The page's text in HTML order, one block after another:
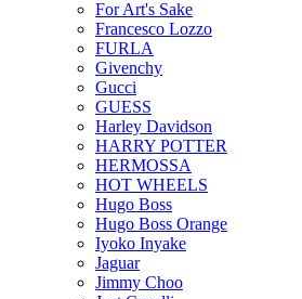
For Art's Sake
Francesco Lozzo
FURLA
Givenchy
Gucci
GUESS
Harley Davidson
HARRY POTTER
HERMOSSA
HOT WHEELS
Hugo Boss
Hugo Boss Orange
Iyoko Inyake
Jaguar
Jimmy Choo